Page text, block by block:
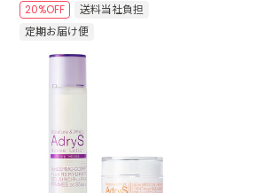
20%OFF
送料当社負担
定期お届け便